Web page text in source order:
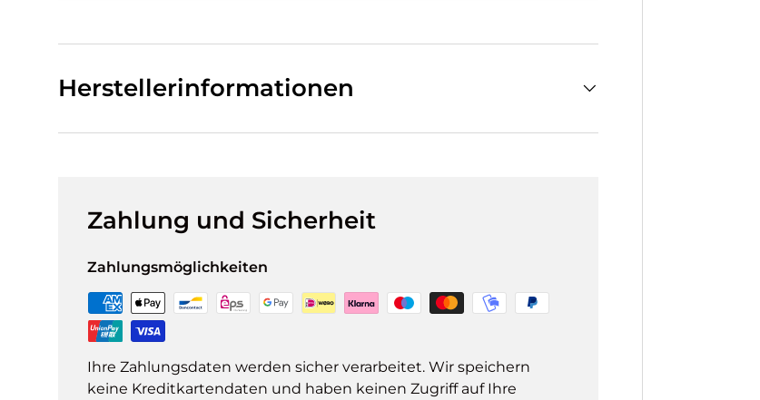
Herstellerinformationen
Zahlung und Sicherheit
Zahlungsmöglichkeiten
Ihre Zahlungsdaten werden sicher verarbeitet. Wir speichern
keine Kreditkartendaten und haben keinen Zugriff auf Ihre